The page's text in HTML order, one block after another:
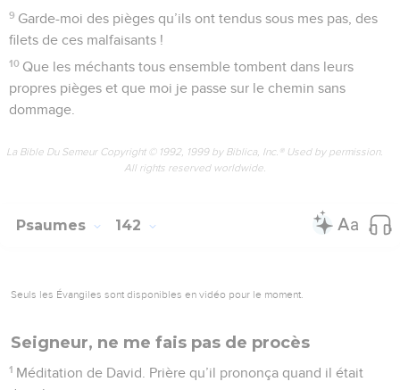
9 Garde-moi des pièges qu’ils ont tendus sous mes pas, des
filets de ces malfaisants !
10 Que les méchants tous ensemble tombent dans leurs
propres pièges et que moi je passe sur le chemin sans
dommage.
La Bible Du Semeur Copyright © 1992, 1999 by Biblica, Inc.® Used by permission.
All rights reserved worldwide.
Psaumes 142
Seuls les Évangiles sont disponibles en vidéo pour le moment.
Seigneur, ne me fais pas de procès
1 Méditation de David. Prière qu’il prononça quand il était